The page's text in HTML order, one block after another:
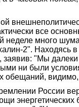
все
неделе много
2". Находясь
"Мы далеки
ни были
обещаний,
России
энергетических